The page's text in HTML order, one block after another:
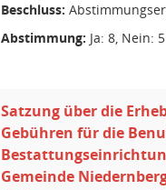
Beschluss:
Abstimmung: Ja: 8, Nein: 5
Satzung über die
Gebühren für die
Gemeinde